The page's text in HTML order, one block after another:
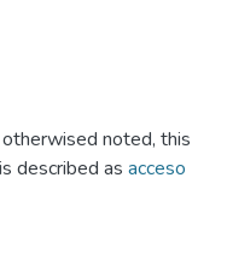
noted, this
described as acceso